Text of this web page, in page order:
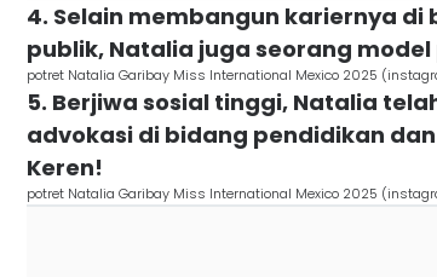
4. Selain membangun kariernya di
publik, Natalia juga seorang
potret Natalia Garibay Miss International Mexico 2025
5. Berjiwa sosial tinggi, Natalia
advokasi di bidang pendidikan
Keren!
potret Natalia Garibay Miss International Mexico 2025